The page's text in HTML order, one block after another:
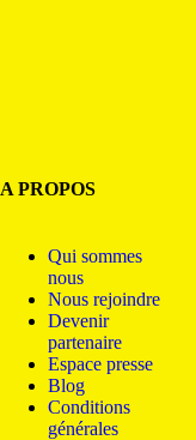
A PROPOS
Qui sommes
nous
Nous rejoindre
Devenir
partenaire
Espace presse
Blog
Conditions
générales